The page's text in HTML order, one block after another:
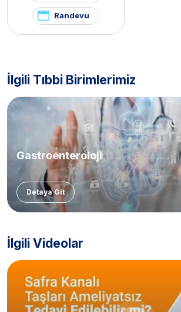
Randevu
İlgili Tıbbi Birimlerimiz
Gastroenteroloji
Detaya Git
İlgili Videolar